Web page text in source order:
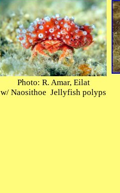
Photo: R. Amar, Eilat
w/ Naosithoe Jellyfish polyps